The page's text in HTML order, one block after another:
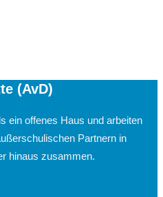
(AvD)
ein offenes Haus und arbeiten
Partnern in
hinaus zusammen.